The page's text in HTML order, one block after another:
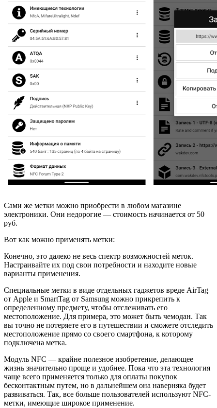
Сами же метки можно приобрести в любом магазине
электроники. Они недорогие — стоимость начинается от 50
руб.
Вот как можно применять метки:
Конечно, это далеко не весь спектр возможностей меток.
Настраивайте их под свои потребности и находите новые
варианты применения.
Специальные метки в виде отдельных гаджетов вреде AirTag
от Apple и SmartTag от Samsung можно прикрепить к
определенному предмету, чтобы отслеживать его
местоположение. Для примера, это может быть чемодан. Так
вы точно не потеряете его в путешествии и сможете отследить
местоположение прямо со своего смартфона, к которому
подключена метка.
Модуль NFC — крайне полезное изобретение, делающее
жизнь значительно проще и удобнее. Пока что эта технология
чаще всего применяется только для оплаты покупок
бесконтактным путем, но в дальнейшем она наверняка будет
развиваться. Так, все больше пользователей используют NFC-
метки, имеющие широкое применение.